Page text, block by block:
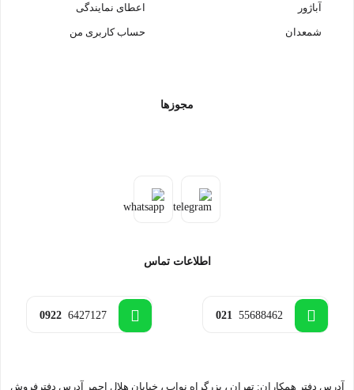
آباژور
شمعدان
اعطای نمایندگی
حساب کاربری من
مجوزها
اطلاعات تماس
021 55688462
0922 6427127
آدرس دفتر همکاران: تهران ، بزرگراه نواب ، خیابان هلال احمر آدرس دفترفروش